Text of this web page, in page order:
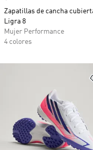
Zapatillas de cancha
Ligra 8
Mujer Performance
4 colores